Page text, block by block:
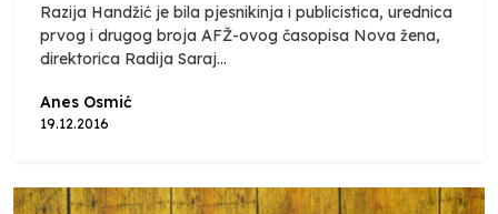
Razija Handžić je bila pjesnikinja i publicistica, urednica
prvog i drugog broja AFŽ-ovog časopisa Nova žena,
direktorica Radija Saraj...
Anes Osmić
19.12.2016